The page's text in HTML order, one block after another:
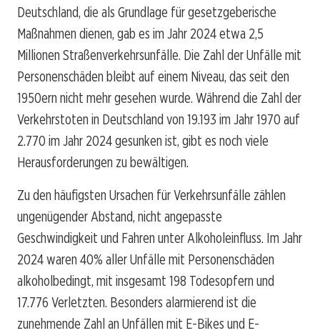
Deutschland, die als Grundlage für gesetzgeberische
Maßnahmen dienen, gab es im Jahr 2024 etwa 2,5
Millionen Straßenverkehrsunfälle. Die Zahl der Unfälle mit
Personenschäden bleibt auf einem Niveau, das seit den
1950ern nicht mehr gesehen wurde. Während die Zahl der
Verkehrstoten in Deutschland von 19.193 im Jahr 1970 auf
2.770 im Jahr 2024 gesunken ist, gibt es noch viele
Herausforderungen zu bewältigen.
Zu den häufigsten Ursachen für Verkehrsunfälle zählen
ungenügender Abstand, nicht angepasste
Geschwindigkeit und Fahren unter Alkoholeinfluss. Im Jahr
2024 waren 40% aller Unfälle mit Personenschäden
alkoholbedingt, mit insgesamt 198 Todesopfern und
17.776 Verletzten. Besonders alarmierend ist die
zunehmende Zahl an Unfällen mit E-Bikes und E-